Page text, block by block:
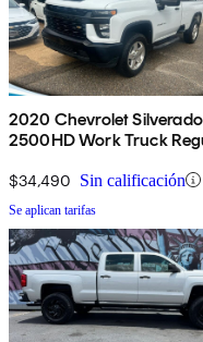
2020 Chevrolet Silverado
2500HD Work Truck
$34,490 Sin calificación
Se aplican tarifas